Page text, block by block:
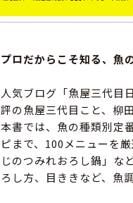
プロだからこそ知る、魚
人気ブログ「魚屋三代目
評の魚屋三代目こと、柳田
本書では、魚の種類別定
ピまで、100メニューを
じのつみれおろし鍋」な
ろし方、目ききなど、魚